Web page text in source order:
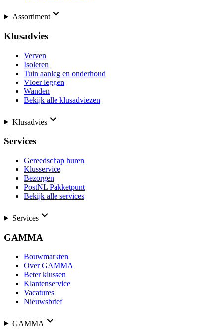
Assortiment
Klusadvies
Verven
Isoleren
Tuin aanleg en onderhoud
Vloer leggen
Wanden
Bekijk alle klusadviezen
Klusadvies
Services
Gereedschap huren
Klusservice
Bezorgen
PostNL Pakketpunt
Bekijk alle services
Services
GAMMA
Bouwmarkten
Over GAMMA
Beter klussen
Klantenservice
Vacatures
Nieuwsbrief
GAMMA